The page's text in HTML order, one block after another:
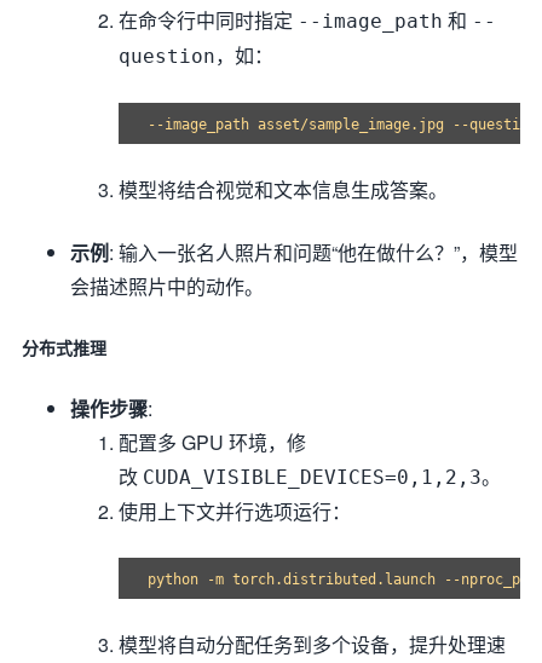
在命令行中同时指定 --image_path 和 --
question，如：
模型将结合视觉和文本信息生成答案。
示例: 输入一张名人照片和问题“他在做什么？”，模型
会描述照片中的动作。
分布式推理
操作步骤:
配置多 GPU 环境，修
改 CUDA_VISIBLE_DEVICES=0,1,2,3。
使用上下文并行选项运行：
模型将自动分配任务到多个设备，提升处理速